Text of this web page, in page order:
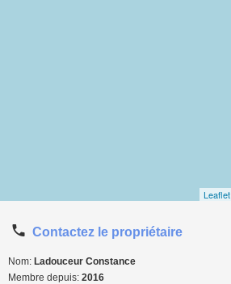
Leaflet
Contactez le propriétaire
Nom: Ladouceur Constance
Membre depuis: 2016